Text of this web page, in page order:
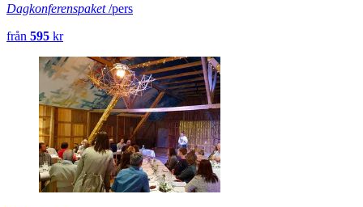
Dagkonferenspaket/pers
från 595 kr